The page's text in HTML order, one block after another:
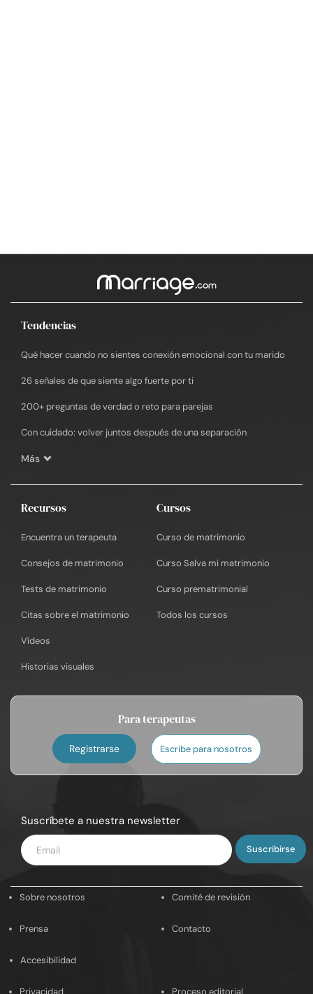
Tendencias
Qué hacer cuando no sientes conexión emocional con tu marido
26 señales de que siente algo fuerte por ti
200+ preguntas de verdad o reto para parejas
Con cuidado: volver juntos después de una separación
Más
Recursos
Encuentra un terapeuta
Consejos de matrimonio
Tests de matrimonio
Citas sobre el matrimonio
Vídeos
Historias visuales
Cursos
Curso de matrimonio
Curso Salva mi matrimonio
Curso prematrimonial
Todos los cursos
Para terapeutas
Registrarse Escribe para nosotros
Suscríbete a nuestra newsletter
Introduce
tu
Sobre nosotros Comité de revisión
Prensa Contacto
Accesibilidad
Privacidad Proceso editorial